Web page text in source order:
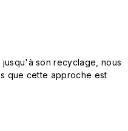
son recyclage, nous
que cette approche est